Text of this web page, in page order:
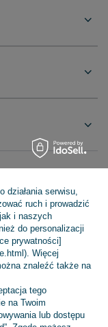
Kościerzyna
(z VAT).
działania serwisu,
ruch i prowadzić
i naszych
do personalizacji
prywatności]
Więcej
znaleźć także na
tego
na Twoim
lub dostępu